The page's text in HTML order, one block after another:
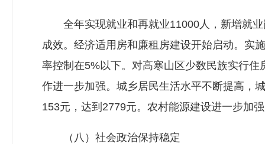
全年实现就业和再就业11000人，新增就业
成效。经济适用房和廉租房建设开始启动。实
率控制在5%以下。对高寒山区少数民族实行
作进一步加强。城乡居民生活水平不断提高，
153元，达到2779元。农村能源建设进一步加
（八）社会政治保持稳定